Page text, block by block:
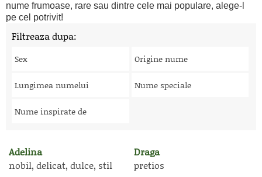
nume frumoase, rare sau dintre cele mai populare, alege-l
pe cel potrivit!
Filtreaza dupa:
Sex Origine nume
Lungimea numelui Nume speciale
Nume inspirate de
Adelina
nobil, delicat, dulce, stil
Draga
pretios